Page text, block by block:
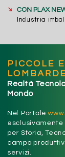
➔
CON PLAX
Industria
PICCOLE
Realtà
Mondo
Nel Portale
per Storia,
campo
servizi.